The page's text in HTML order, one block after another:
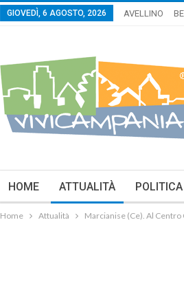
GIOVEDÌ, 6 AGOSTO, 2026 AVELLINO
HOME ATTUALITÀ POLITICA
Home Attualità Marcianise (Ce). Al Centro